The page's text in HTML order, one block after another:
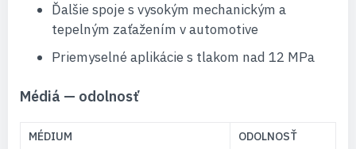
Ďalšie spoje s vysokým mechanickým a
tepelným zaťažením v automotive
Priemyselné aplikácie s tlakom nad 12 MPa
Médiá — odolnosť
MÉDIUM ODOLNOSŤ